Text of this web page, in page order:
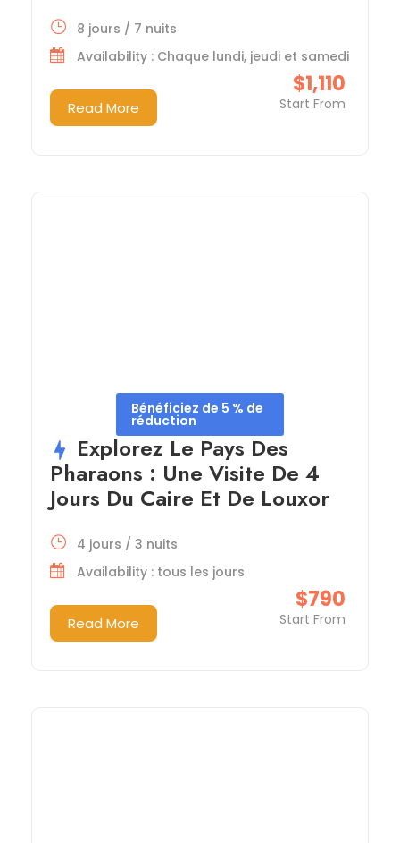
$1,110
Start From
8 jours / 7 nuits
Availability : Chaque lundi, jeudi et samedi
Read More
Bénéficiez de 5 % de
réduction
Explorez Le Pays Des
Pharaons : Une Visite De 4
Jours Du Caire Et De Louxor
$790
Start From
4 jours / 3 nuits
Availability : tous les jours
Read More